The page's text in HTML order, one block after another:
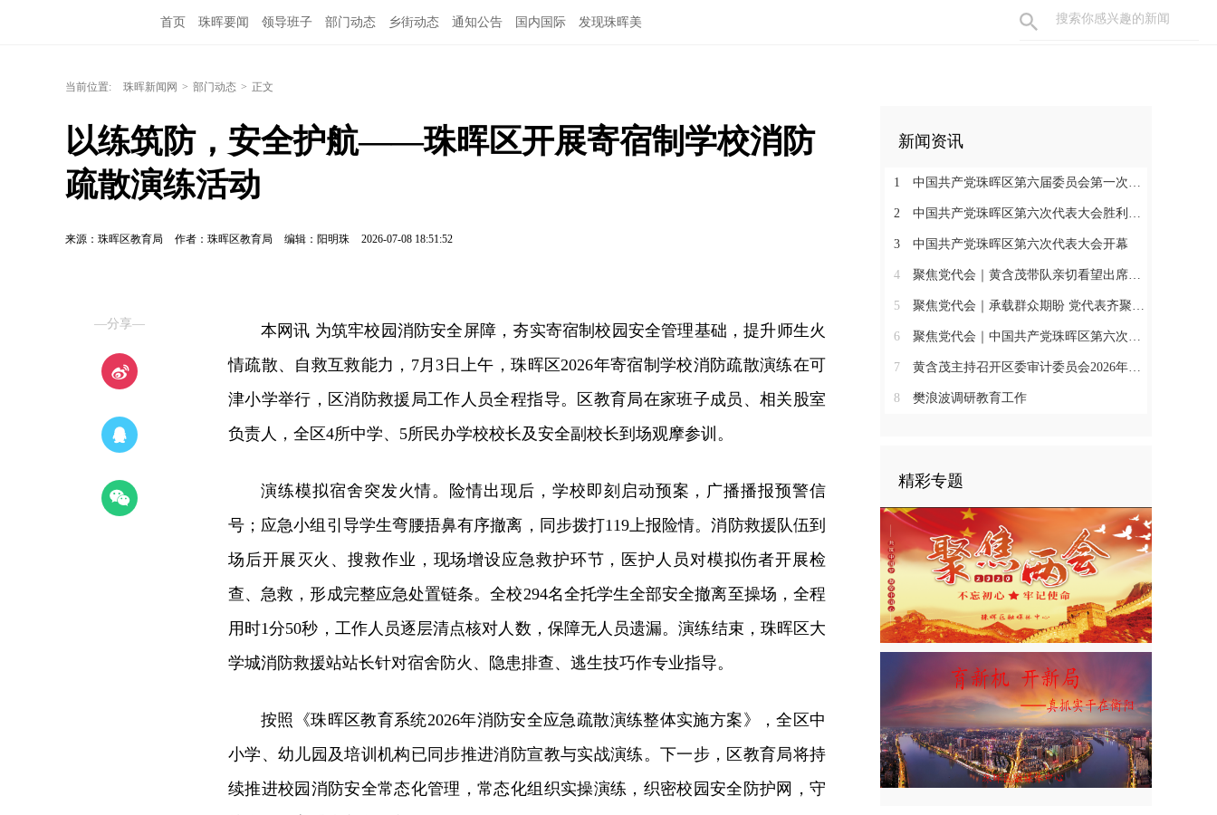
首页 珠晖要闻 领导班子 部门动态 乡街动态 通知公告 国内国际 发现珠晖美
当前位置: 珠晖新闻网 > 部门动态 > 正文
以练筑防，安全护航——珠晖区开展寄宿制学校消防
疏散演练活动
来源：珠晖区教育局 作者：珠晖区教育局 编辑：阳明珠 2026-07-08 18:51:52
—分享—
本网讯 为筑牢校园消防安全屏障，夯实寄宿制校园安全管理基础，提升师生火
情疏散、自救互救能力，7月3日上午，珠晖区2026年寄宿制学校消防疏散演练在可
津小学举行，区消防救援局工作人员全程指导。区教育局在家班子成员、相关股室
负责人，全区4所中学、5所民办学校校长及安全副校长到场观摩参训。
演练模拟宿舍突发火情。险情出现后，学校即刻启动预案，广播播报预警信
号；应急小组引导学生弯腰捂鼻有序撤离，同步拨打119上报险情。消防救援队伍到
场后开展灭火、搜救作业，现场增设应急救护环节，医护人员对模拟伤者开展检
查、急救，形成完整应急处置链条。全校294名全托学生全部安全撤离至操场，全程
用时1分50秒，工作人员逐层清点核对人数，保障无人员遗漏。演练结束，珠晖区大
学城消防救援站站长针对宿舍防火、隐患排查、逃生技巧作专业指导。
按照《珠晖区教育系统2026年消防安全应急疏散演练整体实施方案》，全区中
小学、幼儿园及培训机构已同步推进消防宣教与实战演练。下一步，区教育局将持
续推进校园消防安全常态化管理，常态化组织实操演练，织密校园安全防护网，守
新闻资讯
1 中国共产党珠晖区第六届委员会第一次全体会议召开
2 中国共产党珠晖区第六次代表大会胜利闭幕
3 中国共产党珠晖区第六次代表大会开幕
4 聚焦党代会｜黄含茂带队亲切看望出席珠晖区第六次党代会的代表
5 聚焦党代会｜承载群众期盼 党代表齐聚报到
6 聚焦党代会｜中国共产党珠晖区第六次代表大会召开各代表团召集人会议
7 黄含茂主持召开区委审计委员会2026年第一次会议
8 樊浪波调研教育工作
精彩专题